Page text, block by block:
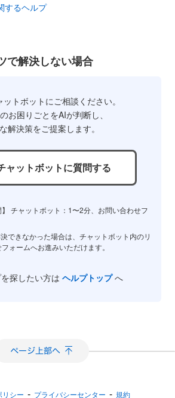
するヘルプ
で解決しない場合
ットボットにご相談ください。
お困りごとをAIが判断し、
解決策をご提案します。
ャットボットに質問する
】 チャットボット：1〜2分、お問い合わせフ
できなかった場合は、チャットボット内のリ
ォームへお進みいただけます。
探したい方は ヘルプトップへ
リシー - プライバシーセンター - 規約